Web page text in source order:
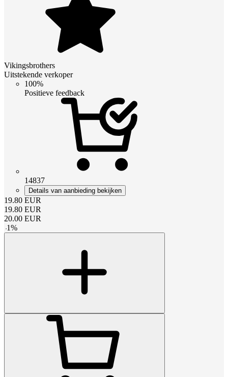
Vikingsbrothers
Uitstekende verkoper
100%
Positieve feedback
14837
Details van aanbieding bekijken
19.80 EUR
19.80 EUR
20.00 EUR
-1%